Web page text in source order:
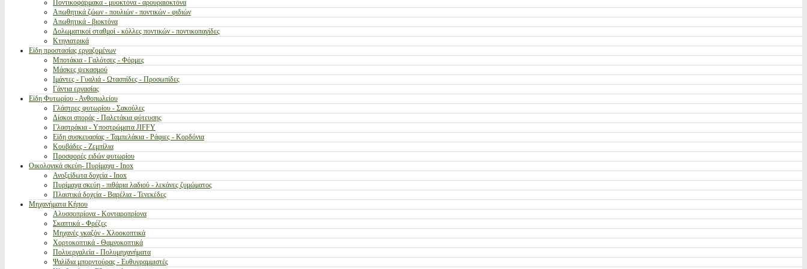
Ποντικοφάρμακα - μυοκτόνα - αρουραιοκτόνα
Απωθητικά ζώων - πουλιών - ποντικών - φιδιών
Απωθητικά - βιοκτόνα
Δολωματικοί σταθμοί - κόλλες ποντικών - ποντικοπαγίδες
Κτηνιατρικά
Είδη προστασίας εργαζομένων
Μποτάκια - Γαλότσες - Φόρμες
Μάσκες ψεκασμού
Ιμάντες - Γυαλιά - Ωτασπίδες - Προσωπίδες
Γάντια εργασίας
Είδη Φυτωρίου - Ανθοπωλείου
Γλάστρες φυτωρίου - Σακούλες
Δίσκοι σποράς - Παλετάκια φύτευσης
Γλαστράκια - Υποστρώματα JIFFY
Είδη συσκευασίας - Ταμπελάκια - Ράφιες - Κορδόνια
Κουβάδες - Ζεμπίλια
Προσφορές ειδών φυτωρίου
Οικολογικά σκεύη- Πυρίμαχα - Inox
Ανοξείδωτα δοχεία - Inox
Πυρίμαχα σκεύη - πιθάρια λαδιού - λεκάνες ζυμώματος
Πλαστικά δοχεία - Βαρέλια - Τενεκέδες
Μηχανήματα Κήπου
Αλυσσοπρίονα - Κονταροπρίονα
Σκαπτικά - Φρέζες
Μηχανές γκαζόν - Χλοοκοπτικά
Χορτοκοπτικά - Θαμνοκοπτικά
Πολυεργαλεία - Πολυμηχανήματα
Ψαλίδια μπορντούρας - Ευθυγραμμιστές